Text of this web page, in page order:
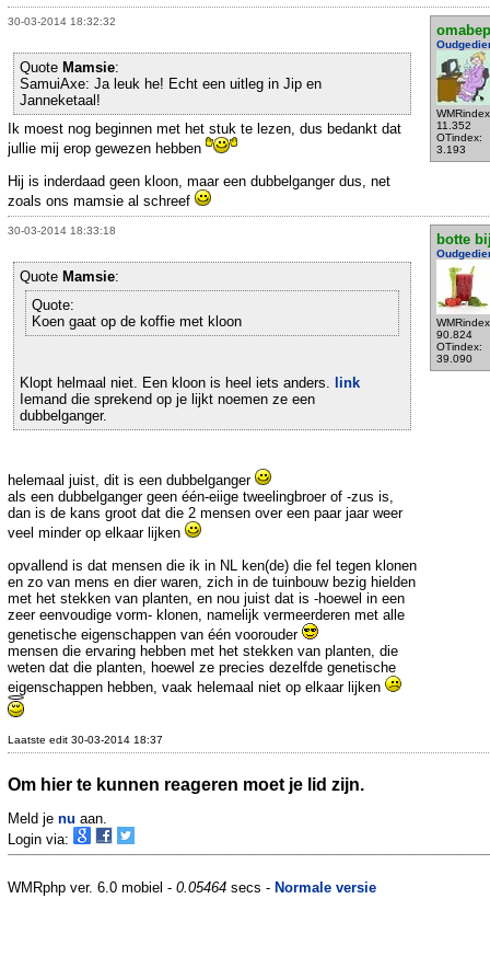
30-03-2014 18:32:32
omabep
11.352
OTindex:
3.193
Quote Mamsie:
SamuiAxe: Ja leuk he! Echt een uitleg in Jip en
Janneketaal!
Ik moest nog beginnen met het stuk te lezen, dus bedankt dat
jullie mij erop gewezen hebben
Hij is inderdaad geen kloon, maar een dubbelganger dus, net
zoals ons mamsie al schreef
30-03-2014 18:33:18
botte
90.824
OTindex:
39.090
Quote Mamsie:
Quote:
Koen gaat op de koffie met kloon
Klopt helmaal niet. Een kloon is heel iets anders.
link
Iemand die sprekend op je lijkt noemen ze een
dubbelganger.
helemaal juist, dit is een dubbelganger
als een dubbelganger geen één-eiige tweelingbroer of -zus is,
dan is de kans groot dat die 2 mensen over een paar jaar weer
veel minder op elkaar lijken
opvallend is dat mensen die ik in NL ken(de) die fel tegen klonen
en zo van mens en dier waren, zich in de tuinbouw bezig hielden
met het stekken van planten, en nou juist dat is -hoewel in een
zeer eenvoudige vorm- klonen, namelijk vermeerderen met alle
genetische eigenschappen van één voorouder
mensen die ervaring hebben met het stekken van planten, die
weten dat die planten, hoewel ze precies dezelfde genetische
eigenschappen hebben, vaak helemaal niet op elkaar lijken
Laatste edit 30-03-2014 18:37
Om hier te kunnen reageren moet je lid zijn.
Meld je nu aan.
Login via:
WMRphp ver. 6.0 mobiel - 0.05464 secs - Normale versie